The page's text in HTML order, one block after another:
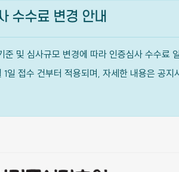
수수료 변경 안내
준 및 심사규모 변경에 따라 인증심사 수수료
일 접수 건부터 적용되며, 자세한 내용은 공지